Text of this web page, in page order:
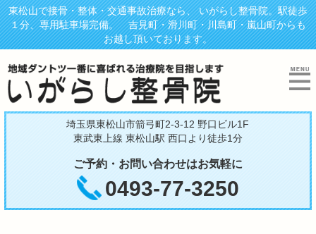
東松山で接骨・整体・交通事故治療なら、 いがらし整骨院。駅徒歩
１分、専用駐車場完備。 吉見町・滑川町・川島町・嵐山町からも
お越し頂いております。
埼玉県東松山市箭弓町2-3-12 野口ビル1F
東武東上線 東松山駅 西口より徒歩1分
ご予約・お問い合わせはお気軽に
0493-77-3250